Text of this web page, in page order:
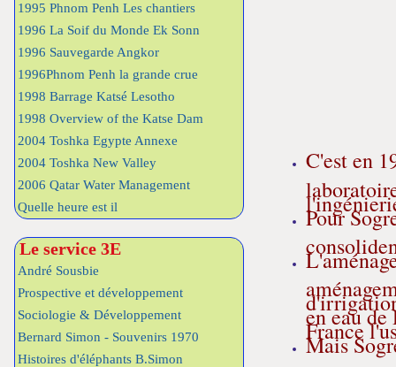
1995 Phnom Penh Les chantiers
1996 La Soif du Monde Ek Sonn
1996 Sauvegarde Angkor
1996Phnom Penh la grande crue
1998 Barrage Katsé Lesotho
1998 Overview of the Katse Dam
2004 Toshka Egypte Annexe
2004 Toshka New Valley
2006 Qatar Water Management
Quelle heure est il
Le service 3E
André Sousbie
Prospective et développement
Sociologie & Développement
Bernard Simon - Souvenirs 1970
Histoires d'éléphants B.Simon
C'est en
Pour
en eau de
France
Mais